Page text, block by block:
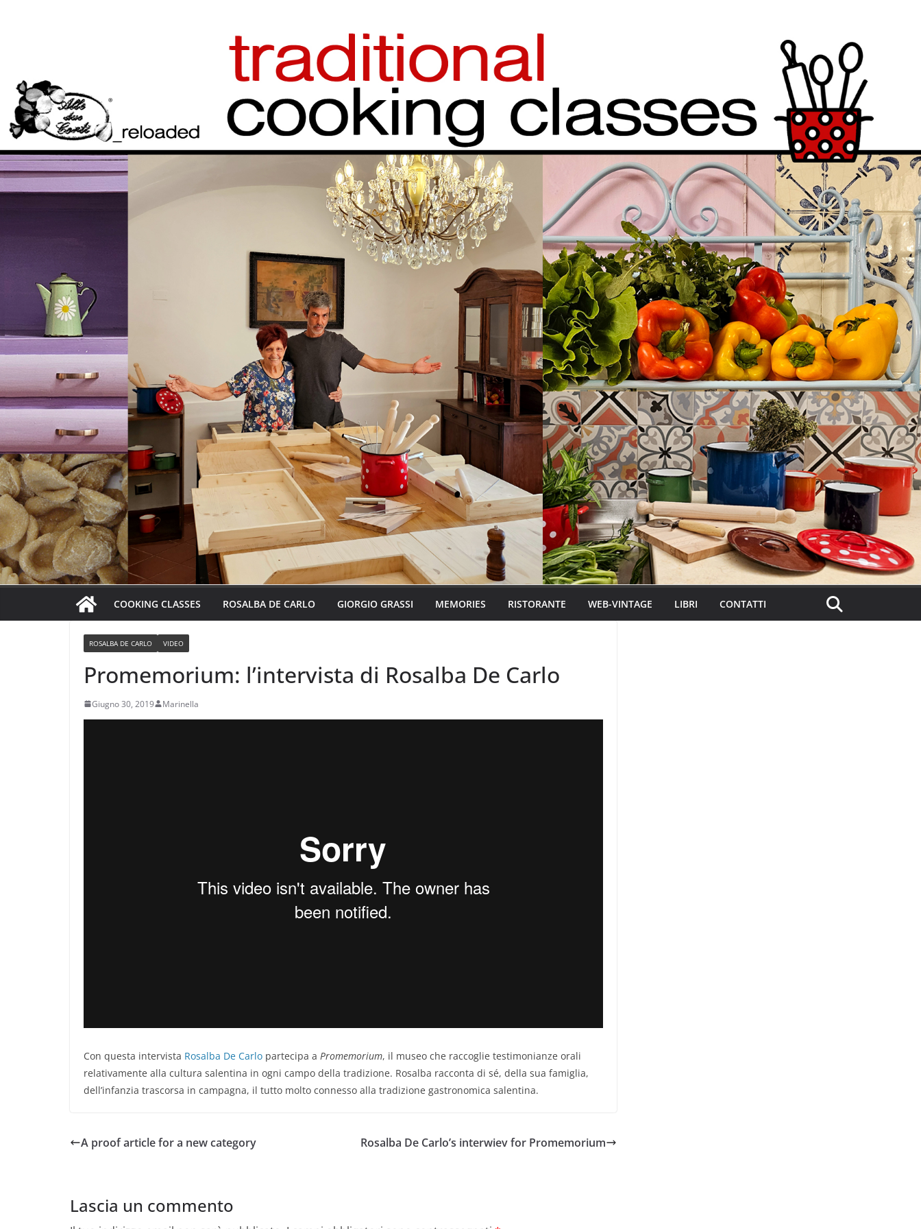
COOKING CLASSES ROSALBA DE CARLO GIORGIO GRASSI MEMORIES RISTORANTE WEB-VINTAGE LIBRI CONTATTI
ROSALBA DE CARLO VIDEO
Promemorium: l’intervista di Rosalba De Carlo
Giugno 30, 2019 Marinella
Con questa intervista Rosalba De Carlo partecipa a Promemorium, il museo che raccoglie testimonianze orali
relativamente alla cultura salentina in ogni campo della tradizione. Rosalba racconta di sé, della sua famiglia,
dell’infanzia trascorsa in campagna, il tutto molto connesso alla tradizione gastronomica salentina.
A proof article for a new category Rosalba De Carlo’s interwiev for Promemorium
Lascia un commento